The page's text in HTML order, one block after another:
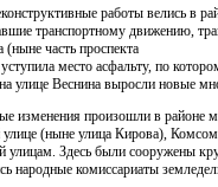
работы велись в
транспортному движению,
(ныне часть проспекта
место асфальту, по
улице Веснина выросли новые
изменения произошли в районе
(ныне улица Кирова),
улицам. Здесь были сооружены
народные комиссариаты